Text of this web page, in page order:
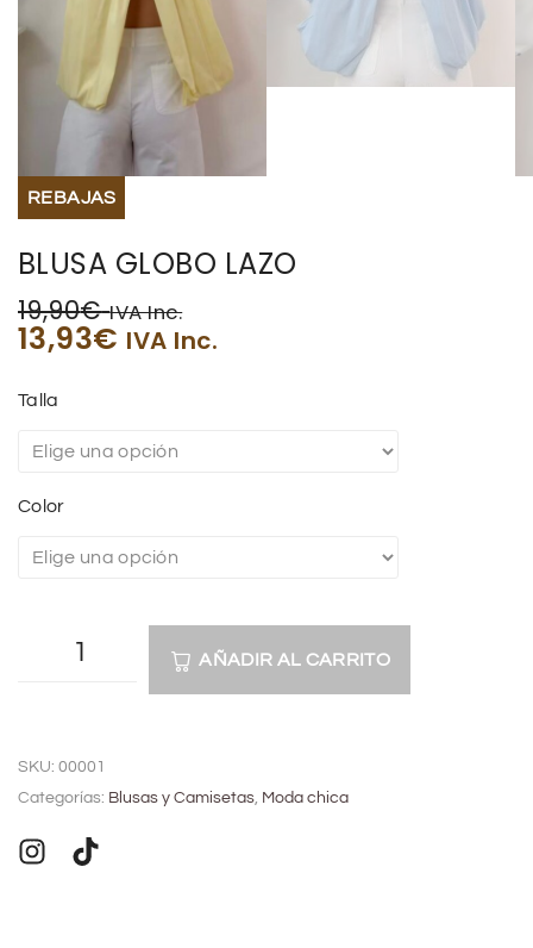
REBAJAS
BLUSA GLOBO LAZO
19,90€ IVA Inc.
13,93€ IVA Inc.
Talla
Color
AÑADIR AL CARRITO
t
e
r
SKU: 00001
Categorías: Blusas y Camisetas, Moda chica